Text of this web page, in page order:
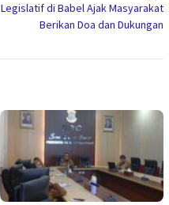
Legislatif di Babel Ajak Masyarakat
Berikan Doa dan Dukungan